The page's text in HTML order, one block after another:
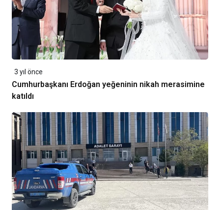
3 yıl önce
Cumhurbaşkanı Erdoğan yeğeninin nikah merasimine
katıldı